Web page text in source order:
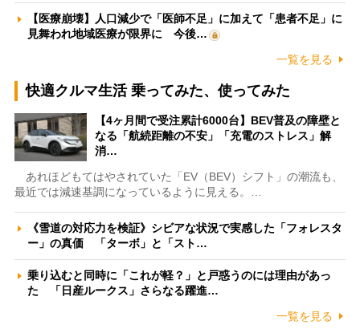
【医療崩壊】人口減少で「医師不足」に加えて「患者不足」に
見舞われ地域医療が限界に 今後…
一覧を見る
快適クルマ生活 乗ってみた、使ってみた
【4ヶ月間で受注累計6000台】BEV普及の障壁と
なる「航続距離の不安」「充電のストレス」解
消…
あれほどもてはやされていた「EV（BEV）シフト」の潮流も、
最近では減速基調になっているように見える。…
《雪道の対応力を検証》シビアな状況で実感した「フォレスタ
ー」の真価 「ターボ」と「スト…
乗り込むと同時に「これが軽？」と戸惑うのには理由があっ
た 「日産ルークス」さらなる躍進…
一覧を見る